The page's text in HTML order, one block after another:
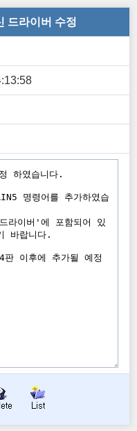
드라이버 수정